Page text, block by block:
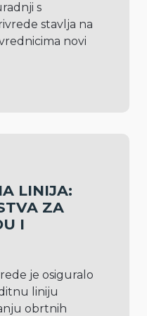
s
stavlja na
novi
LINIJA:
ZA
I
je osiguralo
liniju
obrtnih